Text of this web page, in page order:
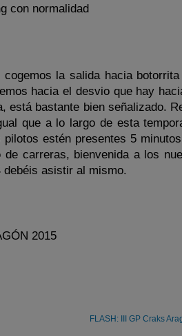
con normalidad
cogemos la salida hacia
hacia el desvio que hay
está bastante bien señalizado.
que a lo largo de esta
estén presentes 5
carreras, bienvenida a los
asistir al mismo.
2015
FLASH: III GP Craks